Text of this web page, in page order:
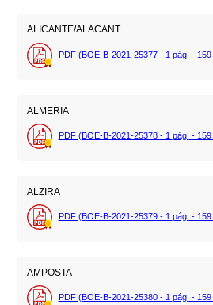
ALICANTE/ALACANT
PDF (BOE-B-2021-25377 - 1 pág. - 159
ALMERIA
PDF (BOE-B-2021-25378 - 1 pág. - 159
ALZIRA
PDF (BOE-B-2021-25379 - 1 pág. - 159
AMPOSTA
PDF (BOE-B-2021-25380 - 1 pág. - 159